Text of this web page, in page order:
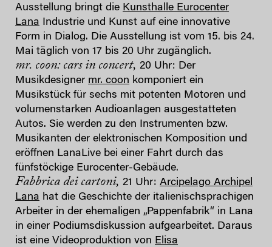
Ausstellung bringt die Kunsthalle Eurocenter
Lana Industrie und Kunst auf eine innovative
Form in Dialog. Die Ausstellung ist vom 15. bis 24.
Mai täglich von 17 bis 20 Uhr zugänglich.
mr. coon: cars in concert, 20 Uhr: Der
Musikdesigner mr. coon komponiert ein
Musikstück für sechs mit potenten Motoren und
volumenstarken Audioanlagen ausgestatteten
Autos. Sie werden zu den Instrumenten bzw.
Musikanten der elektronischen Komposition und
eröffnen LanaLive bei einer Fahrt durch das
fünfstöckige Eurocenter-Gebäude.
Fabbrica dei cartoni, 21 Uhr: Arcipelago Archipel
Lana hat die Geschichte der italienischsprachigen
Arbeiter in der ehemaligen „Pappenfabrik“ in Lana
in einer Podiumsdiskussion aufgearbeitet. Daraus
ist eine Videoproduktion von Elisa